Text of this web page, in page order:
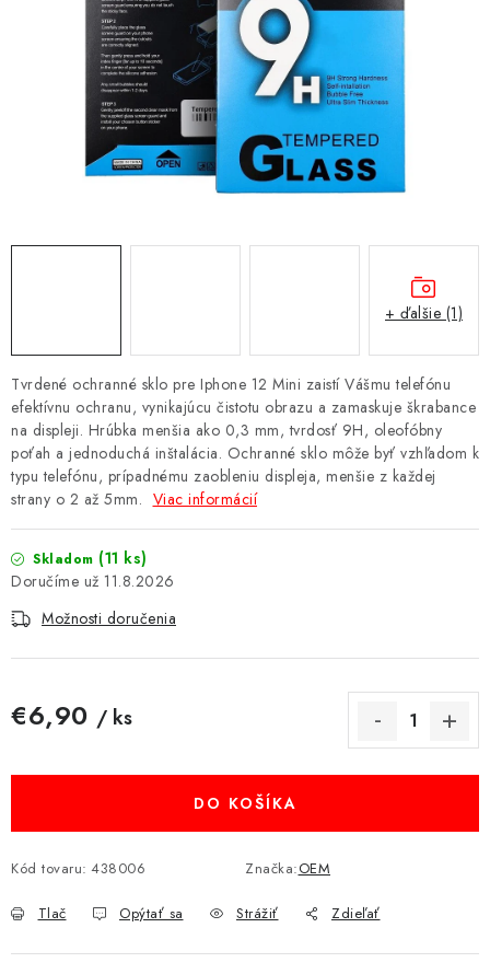
SLÚCHADLÁ, REPRODUKTORY A MIKROFÓNY
AUTO MOTO
EXKLUZÍVNE ZNAČKY
PRÍSLUŠENSTVO K NOTEBOOKOM A PC
BATÉRIE VARTA
MULTIMÉDIÁ
KAMERY
OSTATNÉ PRÍSLUŠENSTVO
Obchodné podmienky
Podmienky ochrany osobných údajov
Reklamácia Kontakty
Tvrdené ochranné sklo pre Iphone 12 Mini zaistí Vášmu telefónu
efektívnu ochranu, vynikajúcu čistotu obrazu a zamaskuje škrabance
na displeji. Hrúbka menšia ako 0,3 mm, tvrdosť 9H, oleofóbny
poťah a jednoduchá inštalácia. Ochranné sklo môže byť vzhľadom k
typu telefónu, prípadnému zaobleniu displeja, menšie z každej
strany o 2 až 5mm. Viac informácií
Skladom (11 ks)
11.8.2026
Možnosti doručenia
€6,90 / ks
DO KOŠÍKA
Kód tovaru: 438006 Značka:OEM
Tlač Opýtať sa Strážiť Zdieľať
+ ďalšie (1)